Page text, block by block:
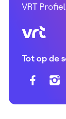
VRT Profiel
VRT (home)
Tot op de